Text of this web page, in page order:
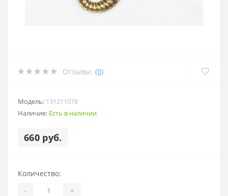
Отзывы: (0)
Модель: 131211078
Наличие: Есть в наличии
660 руб.
Количество:
- +